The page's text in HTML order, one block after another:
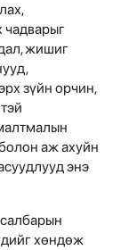
чадварыг
жишиг
зүйн орчин,
аж ахуйн
энэ
хөндөж